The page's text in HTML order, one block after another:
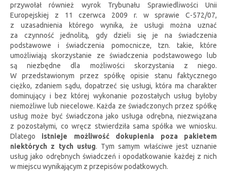
przywołał również wyrok Trybunału Sprawiedliwości Unii
Europejskiej z 11 czerwca 2009 r. w sprawie C-572/07,
z uzasadnienia którego wynika, że usługi można uznać
za czynność jednolitą, gdy dzieli się je na świadczenia
podstawowe i świadczenia pomocnicze, tzn. takie, które
umożliwiają skorzystanie ze świadczenia podstawowego lub
są niezbędne dla możliwości skorzystania z niego.
W przedstawionym przez spółkę opisie stanu faktycznego
ciężko, zdaniem sądu, dopatrzeć się usługi, która ma charakter
dominujący i bez której wykonanie pozostałych usług byłoby
niemożliwe lub niecelowe. Każda ze świadczonych przez spółkę
usług może być świadczona jako usługa odrębna, niezwiązana
z pozostałymi, co wręcz stwierdziła sama spółka we wniosku.
Dlatego istnieje możliwość dokupienia poza pakietem
niektórych z tych usług. Tym samym właściwe jest uznanie
usług jako odrębnych świadczeń i opodatkowanie każdej z nich
w miejscu wynikającym z przepisów podatkowych.